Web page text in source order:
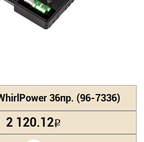
36пр. (96-7336)
2 120.12Р